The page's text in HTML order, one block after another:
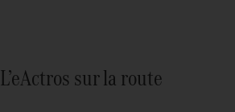
L’eActros sur la route